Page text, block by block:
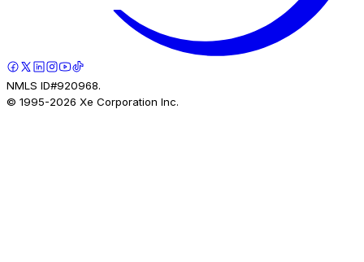
NMLS ID#920968.
© 1995-2026 Xe Corporation Inc.